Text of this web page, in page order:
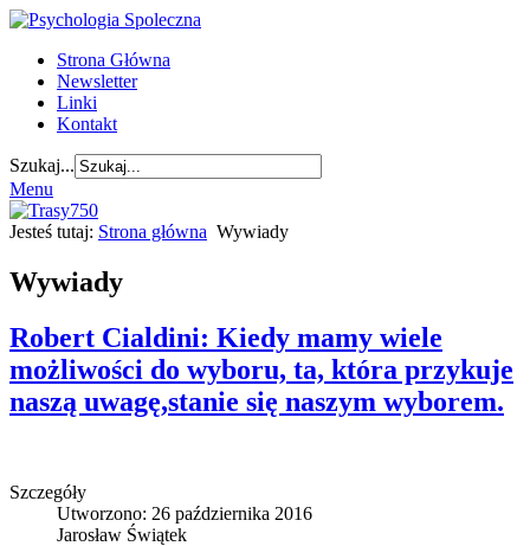
Strona Główna
Newsletter
Linki
Kontakt
Szukaj...
Menu
Jesteś tutaj: Strona główna Wywiady
Wywiady
Robert Cialdini: Kiedy mamy wiele
możliwości do wyboru, ta, która przykuje
naszą uwagę,stanie się naszym wyborem.
Szczegóły
Utworzono: 26 października 2016
Jarosław Świątek